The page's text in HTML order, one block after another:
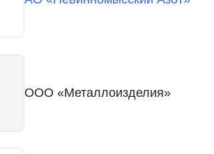
ООО «Металлоизделия»